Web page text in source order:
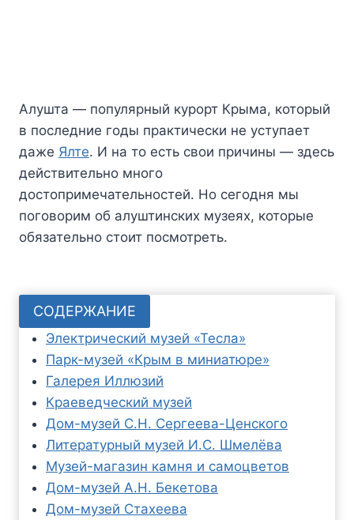
Алушта — популярный курорт Крыма, который
в последние годы практически не уступает
даже Ялте. И на то есть свои причины — здесь
действительно много
достопримечательностей. Но сегодня мы
поговорим об алуштинских музеях, которые
обязательно стоит посмотреть.
СОДЕРЖАНИЕ
Электрический музей «Тесла»
Парк-музей «Крым в миниатюре»
Галерея Иллюзий
Краеведческий музей
Дом-музей С.Н. Сергеева-Ценского
Литературный музей И.С. Шмелёва
Музей-магазин камня и самоцветов
Дом-музей А.Н. Бекетова
Дом-музей Стахеева